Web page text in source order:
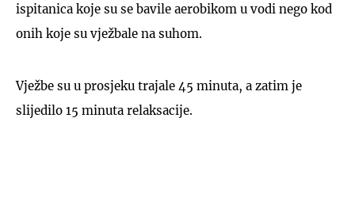
ispitanica koje su se bavile aerobikom u vodi nego kod
onih koje su vježbale na suhom.
Vježbe su u prosjeku trajale 45 minuta, a zatim je
slijedilo 15 minuta relaksacije.